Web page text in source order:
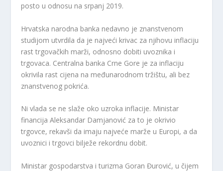
posto u odnosu na srpanj 2019.
Hrvatska narodna banka nedavno je znanstvenom
studijom utvrdila da je najveći krivac za njihovu inflaciju
rast trgovačkih marži, odnosno dobiti uvoznika i
trgovaca. Centralna banka Crne Gore je za inflaciju
okrivila rast cijena na međunarodnom tržištu, ali bez
znanstvenog pokrića.
Ni vlada se ne slaže oko uzroka inflacije. Ministar
financija Aleksandar Damjanović za to je okrivio
trgovce, rekavši da imaju najveće marže u Europi, a da
uvoznici i trgovci bilježe rekordnu dobit.
Ministar gospodarstva i turizma Goran Đurović, u čijem